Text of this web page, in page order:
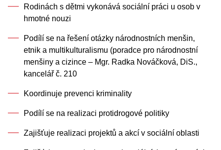
Rodinách s dětmi vykonává sociální práci u osob v
hmotné nouzi
Podílí se na řešení otázky národnostních menšin,
etnik a multikulturalismu (poradce pro národnostní
menšiny a cizince – Mgr. Radka Nováčková, DiS.,
kancelář č. 210
Koordinuje prevenci kriminality
Podílí se na realizaci protidrogové politiky
Zajišťuje realizaci projektů a akcí v sociální oblasti